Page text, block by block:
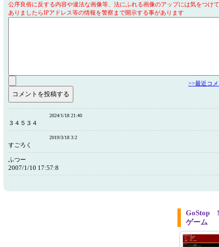
公序良俗に反する内容や違法な画像等、法にふれる画像のアップには気をつけ
ありましたらIPアドレス等の情報を警察まで開示する事があります
>>最近コ
2024/1/18 21:40
３４５３４
2019/3/18 3:2
すごろく
ふつー
2007/1/10 17:57:8
GoStop
ゲーム